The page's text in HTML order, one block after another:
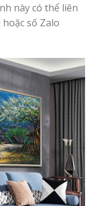
này có thể liên
số Zalo